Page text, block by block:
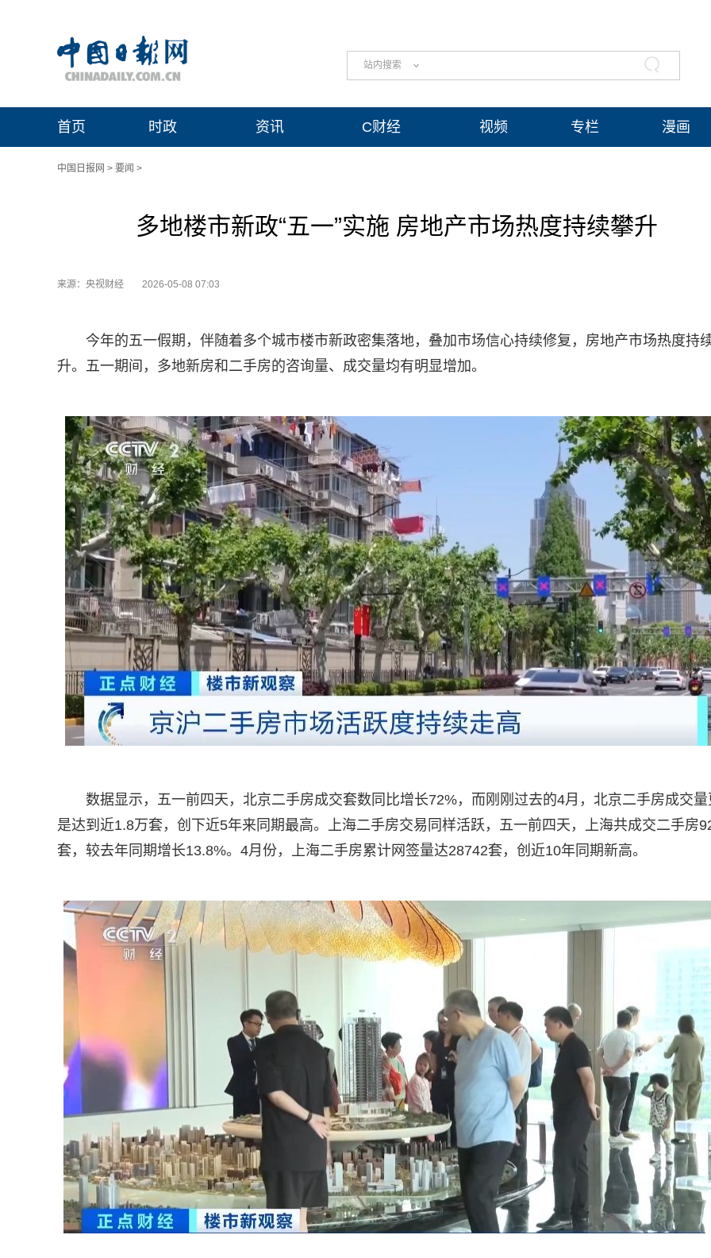
站内搜索
首页 时政 资讯 C财经 视频 专栏 漫画
中国日报网 > 要闻 >
多地楼市新政“五一”实施 房地产市场热度持续攀升
来源：央视财经 2026-05-08 07:03
今年的五一假期，伴随着多个城市楼市新政密集落地，叠加市场信心持续修复，房地产市场热度持
升。五一期间，多地新房和二手房的咨询量、成交量均有明显增加。
数据显示，五一前四天，北京二手房成交套数同比增长72%，而刚刚过去的4月，北京二手房成交量
是达到近1.8万套，创下近5年来同期最高。上海二手房交易同样活跃，五一前四天，上海共成交二手房
套，较去年同期增长13.8%。4月份，上海二手房累计网签量达28742套，创近10年同期新高。